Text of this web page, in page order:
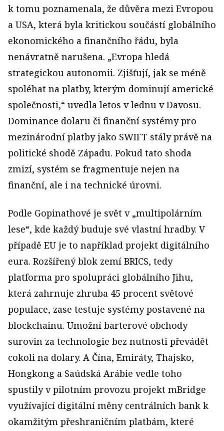
k tomu poznamenala, že důvěra mezi Evropou
a USA, která byla kritickou součástí globálního
ekonomického a finančního řádu, byla
nenávratně narušena. „Evropa hledá
strategickou autonomii. Zjišťují, jak se méně
spoléhat na platby, kterým dominují americké
společnosti,“ uvedla letos v lednu v Davosu.
Dominance dolaru či finanční systémy pro
mezinárodní platby jako SWIFT stály právě na
politické shodě Západu. Pokud tato shoda
zmizí, systém se fragmentuje nejen na
finanční, ale i na technické úrovni.
Podle Gopinathové je svět v „multipolárním
lese“, kde každý buduje své vlastní hradby. V
případě EU je to například projekt digitálního
eura. Rozšířený blok zemí BRICS, tedy
platforma pro spolupráci globálního Jihu,
která zahrnuje zhruba 45 procent světové
populace, zase testuje systémy postavené na
blockchainu. Umožní barterové obchody
surovin za technologie bez nutnosti převádět
cokoli na dolary. A Čína, Emiráty, Thajsko,
Hongkong a Saúdská Arábie vedle toho
spustily v pilotním provozu projekt mBridge
využívající digitální měny centrálních bank k
okamžitým přeshraničním platbám, které